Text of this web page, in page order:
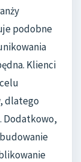
podobne
Klienci
dlatego
Dodatkowo,